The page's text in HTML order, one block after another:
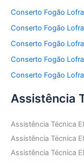
Conserto Fogão
Conserto Fogão
Conserto Fogão
Conserto Fogão
Conserto Fogão
Assistência
Assistência Técnica
Assistência Técnica
Assistência Técnica